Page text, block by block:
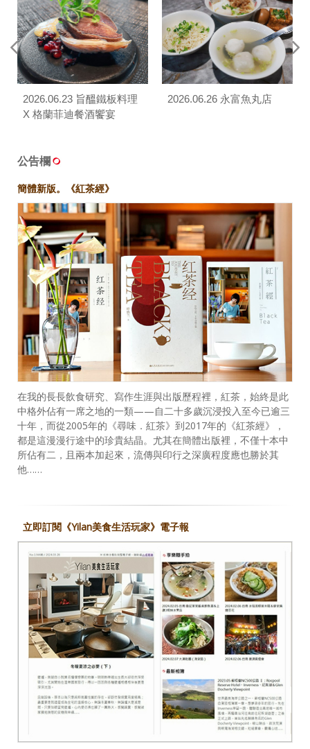
2026.06.23 旨醞鐵板料理
X 格蘭菲迪餐酒饗宴
2026.06.26 永富魚丸店
公告欄
簡體新版。《紅茶經》
在我的長長飲食研究、寫作生涯與出版歷程裡，紅茶，始終是此
中格外佔有一席之地的一類——自二十多歲沉浸投入至今已逾三
十年，而從2005年的《尋味．紅茶》到2017年的《紅茶經》，
都是這漫漫行途中的珍貴結晶。尤其在簡體出版裡，不僅十本中
所佔有二，且兩本加起來，流傳與印行之深廣程度應也勝於其
他……
立即訂閱《Yilan美食生活玩家》電子報